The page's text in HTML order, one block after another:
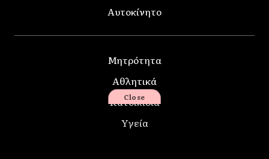
Αυτοκίνητο
Μητρότητα
Αθλητικά
Κατοικίδια
Υγεία
Close